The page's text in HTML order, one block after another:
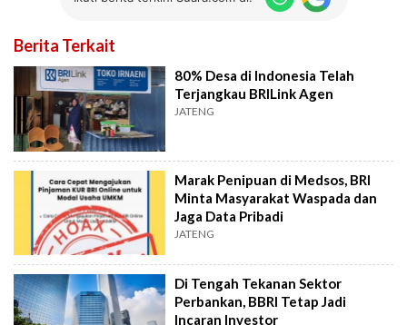
Berita Terkait
80% Desa di Indonesia Telah
Terjangkau BRILink Agen
JATENG
Marak Penipuan di Medsos, BRI
Minta Masyarakat Waspada dan
Jaga Data Pribadi
JATENG
Di Tengah Tekanan Sektor
Perbankan, BBRI Tetap Jadi
Incaran Investor